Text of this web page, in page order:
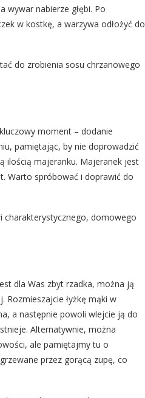
wywar nabierze głębi. Po
w kostkę, a warzywa odłożyć do
do zrobienia sosu chrzanowego
moment – dodanie
pamiętając, by nie doprowadzić
ilością majeranku. Majeranek jest
Warto spróbować i doprawić do
charakterystycznego, domowego
dla Was zbyt rzadka, można ją
Rozmieszajcie łyżkę mąki w
a następnie powoli wlejcie ją do
Alternatywnie, można
ale pamiętajmy tu o
przez gorącą zupę, co